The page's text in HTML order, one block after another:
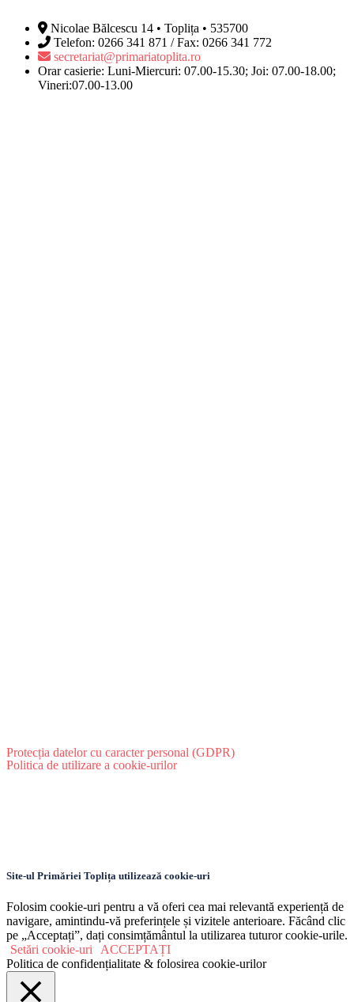
Nicolae Bălcescu 14 • Toplița • 535700
Telefon: 0266 341 871 / Fax: 0266 341 772
secretariat@primariatoplita.ro
Orar casierie: Luni-Miercuri: 07.00-15.30; Joi: 07.00-18.00;
Vineri:07.00-13.00
Protecția datelor cu caracter personal (GDPR)
Politica de utilizare a cookie-urilor
Site-ul Primăriei Toplița utilizează cookie-uri
Folosim cookie-uri pentru a vă oferi cea mai relevantă experiență de
navigare, amintindu-vă preferințele și vizitele anterioare. Făcând clic
pe „Acceptați”, dați consimțământul la utilizarea tuturor cookie-urile.
Setări cookie-uri
ACCEPTAȚI
Politica de confidențialitate & folosirea cookie-urilor